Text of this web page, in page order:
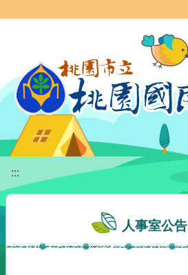
:::
人事室公告